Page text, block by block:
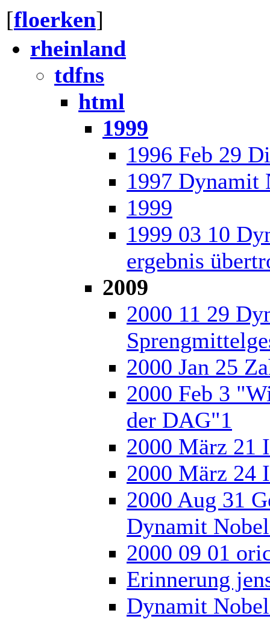
[floerken]
rheinland
tdfns
html
1999
1996 Feb 29
1997 Dynamit
1999
1999 03 10
ergebnis
2009
2000 11 29
2000 Jan 25
2000 Feb 3
der DAG"1
2000 März 21
2000 März 24
2000 Aug 31
Dynamit
2000 09 01
Erinnerung
Dynamit